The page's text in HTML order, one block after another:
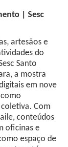
| Sesc
artesãos e
do
Santo
a mostra
em nove
Com
conteúdos
oficinas e
espaço de